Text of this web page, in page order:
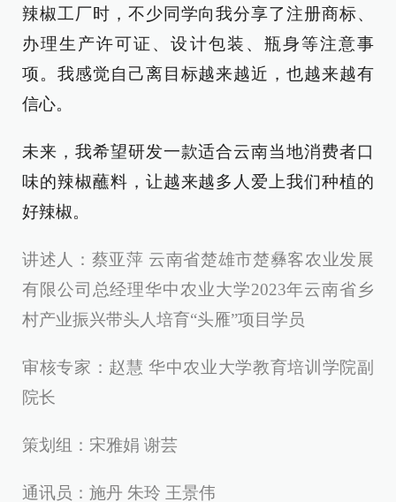
辣椒工厂时，不少同学向我分享了注册商标、
办理生产许可证、设计包装、瓶身等注意事
项。我感觉自己离目标越来越近，也越来越有
信心。
未来，我希望研发一款适合云南当地消费者口
味的辣椒蘸料，让越来越多人爱上我们种植的
好辣椒。
讲述人：蔡亚萍 云南省楚雄市楚彝客农业发展
有限公司总经理华中农业大学2023年云南省乡
村产业振兴带头人培育“头雁”项目学员
审核专家：赵慧 华中农业大学教育培训学院副
院长
策划组：宋雅娟 谢芸
通讯员：施丹 朱玲 王景伟